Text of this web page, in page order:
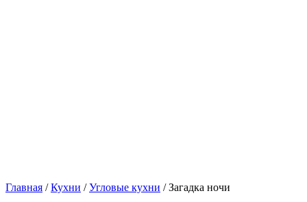
Главная /Кухни /Угловые кухни / Загадка ночи